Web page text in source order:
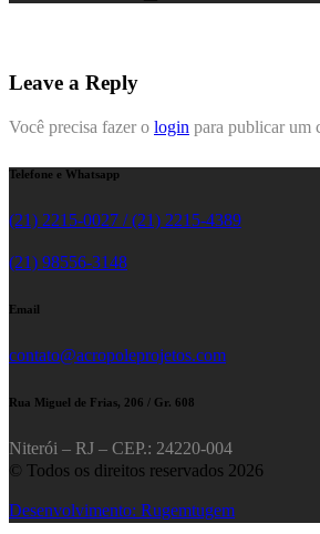
Leave a Reply
Você precisa fazer o login para publicar um
Telefone e Whatsapp
(21) 2215-0027 / (21) 2215-4389
(21) 98556-3148
Email
contato@acropoleprojetos.com
Rua Miguel de Frias, 206 / Gr. 608
Niterói – RJ – CEP.: 24220-004
© Todos os direitos reservados 2026
Desenvolvimento: Rugemtugem